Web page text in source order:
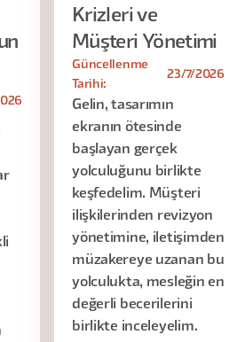
Krizleri ve
Müşteri Yönetimi
Güncellenme
Tarihi:
23/7/2026
Gelin, tasarımın
ekranın ötesinde
başlayan gerçek
yolculuğunu birlikte
keşfedelim. Müşteri
ilişkilerinden revizyon
yönetimine, iletişimden
müzakereye uzanan bu
yolculukta, mesleğin en
değerli becerilerini
birlikte inceleyelim.